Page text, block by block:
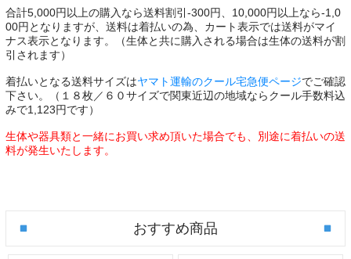
合計5,000円以上の購入なら送料割引-300円、10,000円以上なら-1,0
00円となりますが、送料は着払いの為、カート表示では送料がマイ
ナス表示となります。（生体と共に購入される場合は生体の送料が割
引されます）
着払いとなる送料サイズはヤマト運輸のクール宅急便ページでご確認
下さい。（１８枚／６０サイズで関東近辺の地域ならクール手数料込
みで1,123円です）
生体や器具類と一緒にお買い求め頂いた場合でも、別途に着払いの送
料が発生いたします。
おすすめ商品